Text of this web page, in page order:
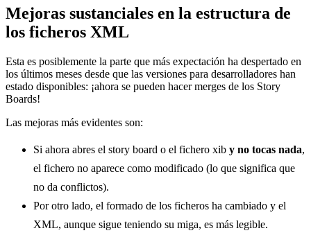
Mejoras sustanciales en la estructura de
los ficheros XML
Esta es posiblemente la parte que más expectación ha despertado en
los últimos meses desde que las versiones para desarrolladores han
estado disponibles: ¡ahora se pueden hacer merges de los Story
Boards!
Las mejoras más evidentes son:
Si ahora abres el story board o el fichero xib y no tocas nada,
el fichero no aparece como modificado (lo que significa que
no da conflictos).
Por otro lado, el formado de los ficheros ha cambiado y el
XML, aunque sigue teniendo su miga, es más legible.